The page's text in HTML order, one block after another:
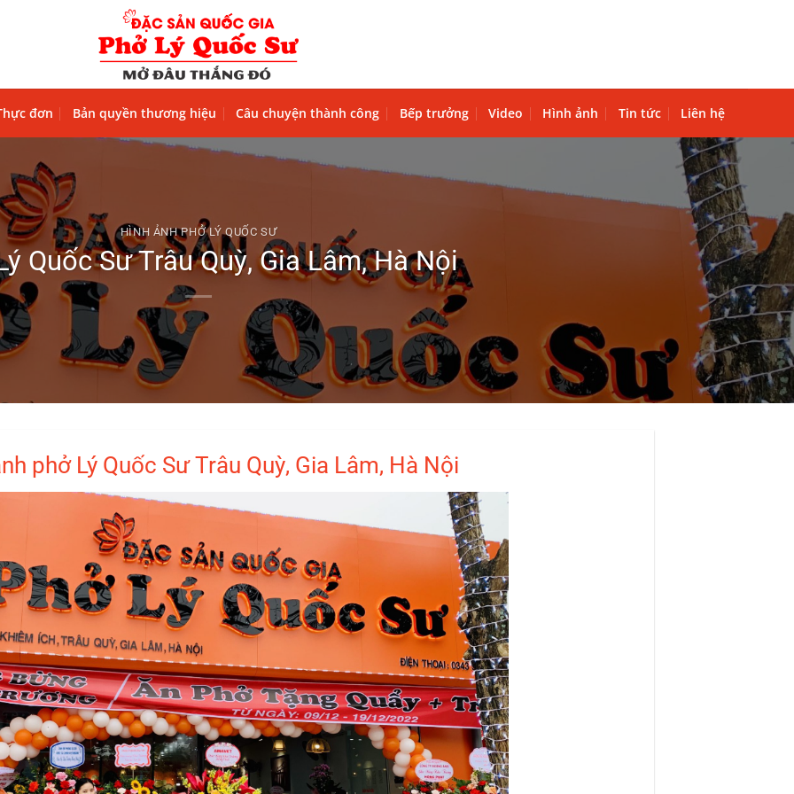
đơn Bản quyền thương hiệu Câu chuyện thành công Bếp trưởng Video Hình ảnh Tin tức Liên hệ
HÌNH ẢNH PHỞ LÝ QUỐC SƯ
Quốc Sư Trâu Quỳ, Gia Lâm, Hà Nội
phở Lý Quốc Sư Trâu Quỳ, Gia Lâm, Hà Nội